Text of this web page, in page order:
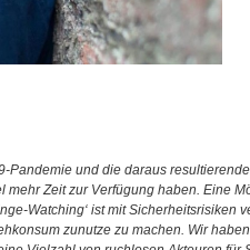
Pandemie und die daraus resultierende
Zeit zur Verfügung haben. Eine
Watching‘ ist mit Sicherheitsrisiken
zunutze zu machen. Wir